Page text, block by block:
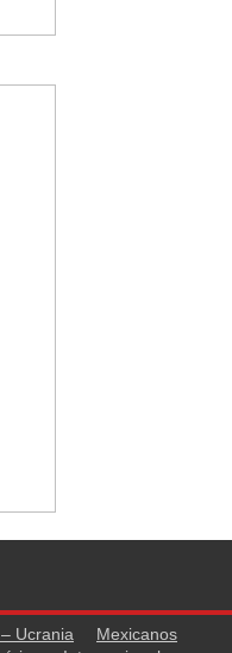
Ucrania
Mexicanos